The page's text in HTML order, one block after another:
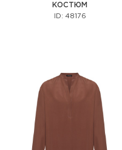
КОСТЮМ
ID: 48176